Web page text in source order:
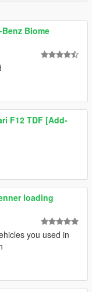
Biome
F12 TDF [Add-
loading
you used in